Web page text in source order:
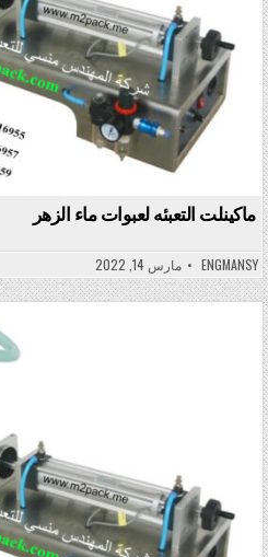
ماكينلت التعبئه لعبوات ماء الزهر
ENGMANSY مارس 14, 2022